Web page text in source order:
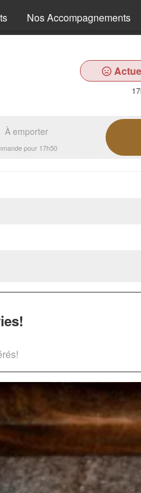
Nos Accompagnements
À emporter
pour 17h50